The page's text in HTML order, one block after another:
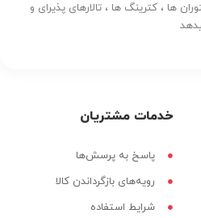
ها ، کترینگ ها ، تالارهای پذیرای و
خدمات مشتریان
پاسخ به پرسش‌ها
رویه‌های بازگرداندن کالا
شرایط استفاده